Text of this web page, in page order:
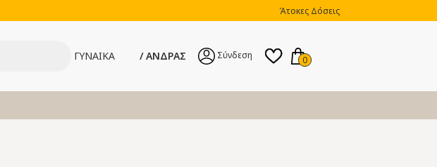
Άτοκες Δόσεις
ΓΥΝΑΙΚΑ ΑΝΔΡΑΣ Σύνδεση 0